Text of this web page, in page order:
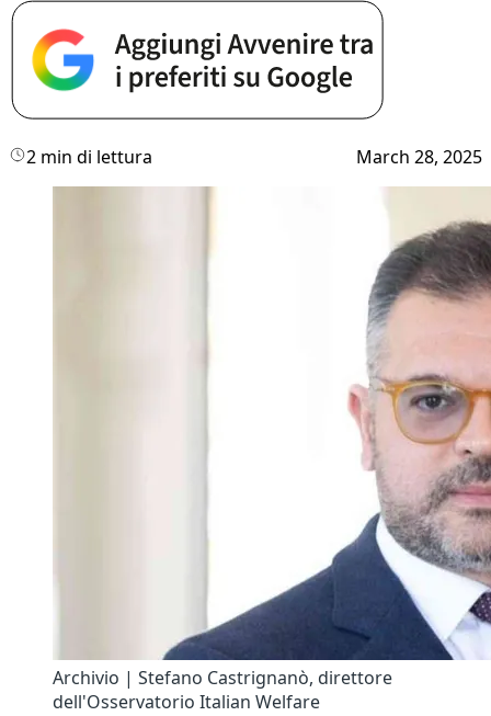
2 min di lettura March 28, 2025
Archivio | Stefano Castrignanò, direttore
dell'Osservatorio Italian Welfare